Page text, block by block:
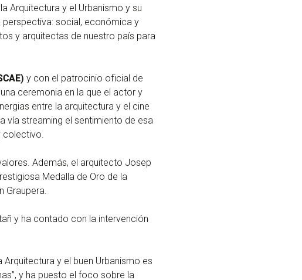
Arquitectura y el Urbanismo y su
perspectiva: social, económica y
y arquitectas de nuestro país para
y con el patrocinio oficial de
ceremonia en la que el actor y
entre la arquitectura y el cine
vía streaming el sentimiento de esa
colectivo.
Además, el arquitecto Josep
Medalla de Oro de la
Graupera.
y ha contado con la intervención
y el buen Urbanismo es
y ha puesto el foco sobre la